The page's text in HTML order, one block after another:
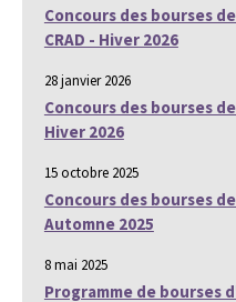
Concours des bourses
CRAD - Hiver 2026
28 janvier 2026
Concours des bourses
Hiver 2026
15 octobre 2025
Concours des bourses
Automne 2025
8 mai 2025
Programme de bourses